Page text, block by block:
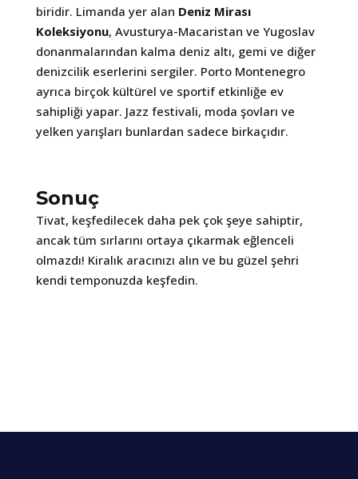
biridir. Limanda yer alan Deniz Mirası
Koleksiyonu, Avusturya-Macaristan ve Yugoslav
donanmalarından kalma deniz altı, gemi ve diğer
denizcilik eserlerini sergiler. Porto Montenegro
ayrıca birçok kültürel ve sportif etkinliğe ev
sahipliği yapar. Jazz festivali, moda şovları ve
yelken yarışları bunlardan sadece birkaçıdır.
Sonuç
Tivat, keşfedilecek daha pek çok şeye sahiptir,
ancak tüm sırlarını ortaya çıkarmak eğlenceli
olmazdı! Kiralık aracınızı alın ve bu güzel şehri
kendi temponuzda keşfedin.